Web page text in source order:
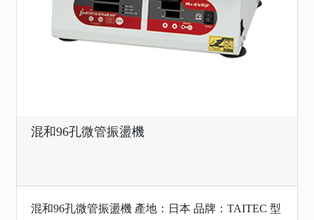
混和96孔微管振盪機
混和96孔微管振盪機 產地：日本 品牌：TAITEC 型